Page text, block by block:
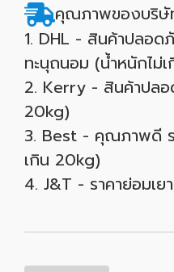
คุณภาพของบริษั
1. DHL - สินค้าปลอด
ทะนุถนอม (น้ำหนักไม่
2. Kerry - สินค้าปลอ
20kg)
3. Best - คุณภาพดี ร
เกิน 20kg)
4. J&T - ราคาย่อมเ